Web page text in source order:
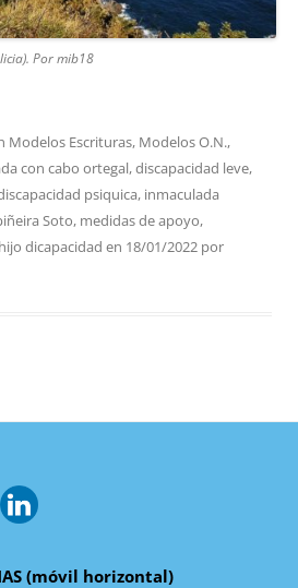
Por mib18
Modelos Escrituras, Modelos O.N.,
con cabo ortegal,discapacidad leve,
psiquica, inmaculada
Soto, medidas de apoyo,
dicapacidad en 18/01/2022 por
(móvil horizontal)